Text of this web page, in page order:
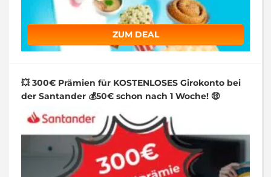
ZUM DEAL
💥 300€ Prämien für KOSTENLOSES Girokonto bei
der Santander 💰50€ schon nach 1 Woche! 🤑